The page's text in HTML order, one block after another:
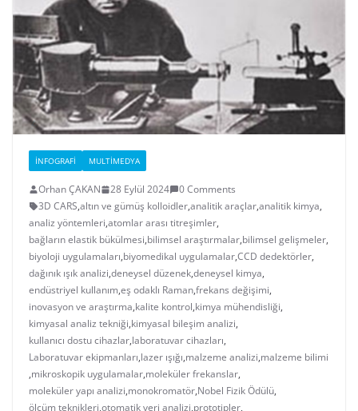
İNFOGRAFI MULTIMEDYA
Orhan ÇAKAN 28 Eylül 2024
0 Comments
3D CARS,altın ve gümüş kolloidler,analitik araçlar,analitik kimya,
analiz yöntemleri,atomlar arası titreşimler,
bağların elastik bükülmesi,bilimsel araştırmalar,bilimsel gelişmeler,
biyoloji uygulamaları,biyomedikal uygulamalar,CCD dedektörler,
dağınık ışık analizi,deneysel düzenek,deneysel kimya,
endüstriyel kullanım,eş odaklı Raman,frekans değişimi,
inovasyon ve araştırma,kalite kontrol,kimya mühendisliği,
kimyasal analiz tekniği,kimyasal bileşim analizi,
kullanıcı dostu cihazlar,laboratuvar cihazları,
Laboratuvar ekipmanları,lazer ışığı,malzeme analizi,malzeme bilimi
,mikroskopik uygulamalar,moleküler frekanslar,
moleküler yapı analizi,monokromatör,Nobel Fizik Ödülü,
ölçüm teknikleri,otomatik veri analizi,prototipler,